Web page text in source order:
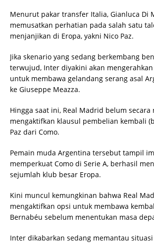
Menurut pakar transfer Italia, Gianluca Di
memusatkan perhatian pada salah satu
menjanjikan di Eropa, yakni Nico Paz.
Jika skenario yang sedang berkembang
terwujud, Inter diyakini akan mengerahkan
untuk membawa gelandang serang asal
ke Giuseppe Meazza.
Hingga saat ini, Real Madrid belum secara
mengaktifkan klausul pembelian kembali
Paz dari Como.
Pemain muda Argentina tersebut tampil
memperkuat Como di Serie A, berhasil
sejumlah klub besar Eropa.
Kini muncul kemungkinan bahwa Real
mengaktifkan opsi untuk membawa
Bernabéu sebelum menentukan masa
Inter dikabarkan sedang memantau